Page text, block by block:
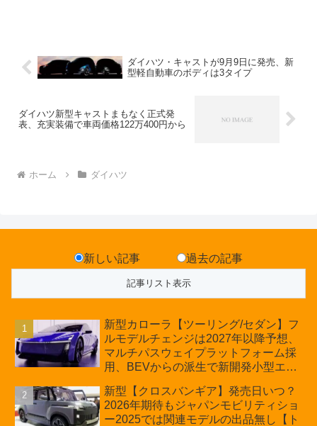
ダイハツ・キャストが9月9日に発売、新
型軽自動車のボディは3タイプ
ダイハツ新型キャストまもなく正式発
表、充実装備で車両価格122万400円から
ホーム ダイハツ
新しい記事 過去の記事
新型カローラ【ツーリング/セダン】フ
ルモデルチェンジは2027年以降予想、
マルチパスウェイプラットフォーム採
用、BEVからの派生で新開発小型エン
の採用は無しか【トヨタ最新情報】60
周年記念車発売
新型【クロスバンギア】発売日いつ？
2026年期待もジャパンモビリティショ
ー2025では関連モデルの出品無し【ト